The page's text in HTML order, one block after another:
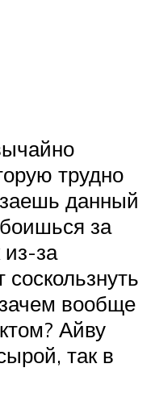
трудно
данный
за
из-за
вообще
Айву
так в